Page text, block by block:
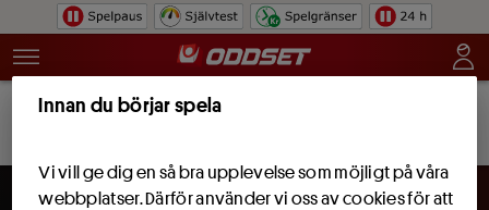
Hoppa till innehåll
Bli kund och få 100 kr att spela för.
Innan du börjar spela
Vi vill ge dig en så bra upplevelse som möjligt på våra
webbplatser. Därför använder vi oss av cookies för att